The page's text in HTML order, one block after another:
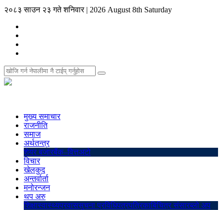
२०८३ साउन २३ गते शनिवार | 2026 August 8th Saturday
मुख्य समाचार
राजनीति
समाज
अर्थतन्त्र
शेयर बजारबैंक–वित्तअटो
विचार
खेलकुद
अन्तर्वार्ता
मनोरन्जन
थप अरु
शिक्षास्वास्थ्यप्रवाससुचना प्रविधिपत्रपत्रिकाबिचित्र संसारब्लो अप